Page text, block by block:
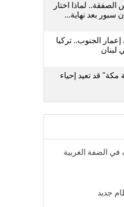
لماذا اختار
بعد نهاية...
الجنوب.. تركيا
لبنان
مكة" قد تعيد إحياء
في الضفة الغربية
جديد